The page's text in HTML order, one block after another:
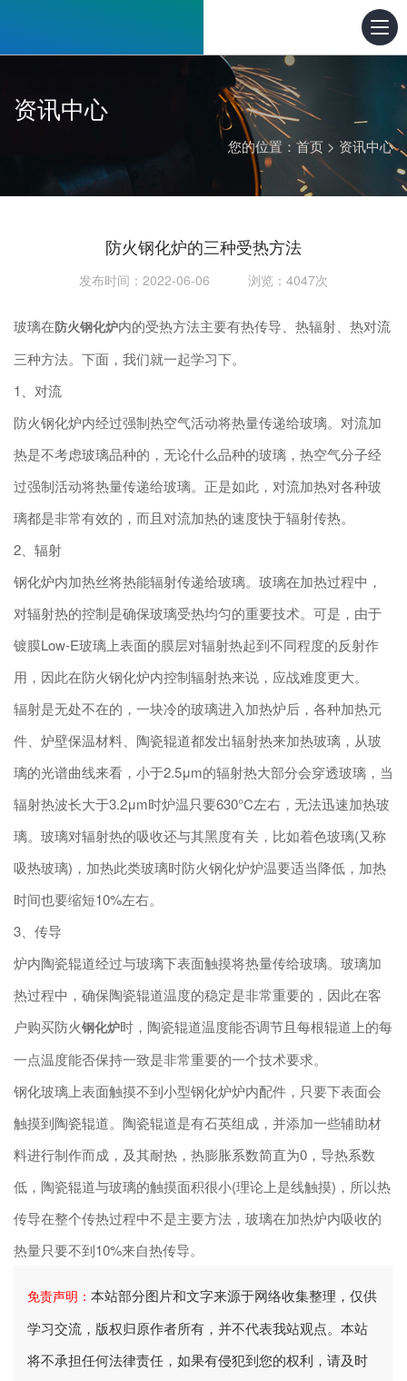
资讯中心
您的位置： 首页 > 资讯中心
防火钢化炉的三种受热方法
发布时间：2022-06-06 浏览：4047次
玻璃在防火钢化炉内的受热方法主要有热传导、热辐射、热对流
三种方法。下面，我们就一起学习下。
1、对流
防火钢化炉内经过强制热空气活动将热量传递给玻璃。对流加
热是不考虑玻璃品种的，无论什么品种的玻璃，热空气分子经
过强制活动将热量传递给玻璃。正是如此，对流加热对各种玻
璃都是非常有效的，而且对流加热的速度快于辐射传热。
2、辐射
钢化炉内加热丝将热能辐射传递给玻璃。玻璃在加热过程中，
对辐射热的控制是确保玻璃受热均匀的重要技术。可是，由于
镀膜Low-E玻璃上表面的膜层对辐射热起到不同程度的反射作
用，因此在防火钢化炉内控制辐射热来说，应战难度更大。
辐射是无处不在的，一块冷的玻璃进入加热炉后，各种加热元
件、炉壁保温材料、陶瓷辊道都发出辐射热来加热玻璃，从玻
璃的光谱曲线来看，小于2.5μm的辐射热大部分会穿透玻璃，当
辐射热波长大于3.2μm时炉温只要630°C左右，无法迅速加热玻
璃。玻璃对辐射热的吸收还与其黑度有关，比如着色玻璃(又称
吸热玻璃)，加热此类玻璃时防火钢化炉炉温要适当降低，加热
时间也要缩短10%左右。
3、传导
炉内陶瓷辊道经过与玻璃下表面触摸将热量传给玻璃。玻璃加
热过程中，确保陶瓷辊道温度的稳定是非常重要的，因此在客
户购买防火钢化炉时，陶瓷辊道温度能否调节且每根辊道上的每
一点温度能否保持一致是非常重要的一个技术要求。
钢化玻璃上表面触摸不到小型钢化炉炉内配件，只要下表面会
触摸到陶瓷辊道。陶瓷辊道是有石英组成，并添加一些辅助材
料进行制作而成，及其耐热，热膨胀系数简直为0，导热系数
低，陶瓷辊道与玻璃的触摸面积很小(理论上是线触摸)，所以热
传导在整个传热过程中不是主要方法，玻璃在加热炉内吸收的
热量只要不到10%来自热传导。
免责声明： 本站部分图片和文字来源于网络收集整理，仅供
学习交流，版权归原作者所有，并不代表我站观点。本站
将不承担任何法律责任，如果有侵犯到您的权利，请及时